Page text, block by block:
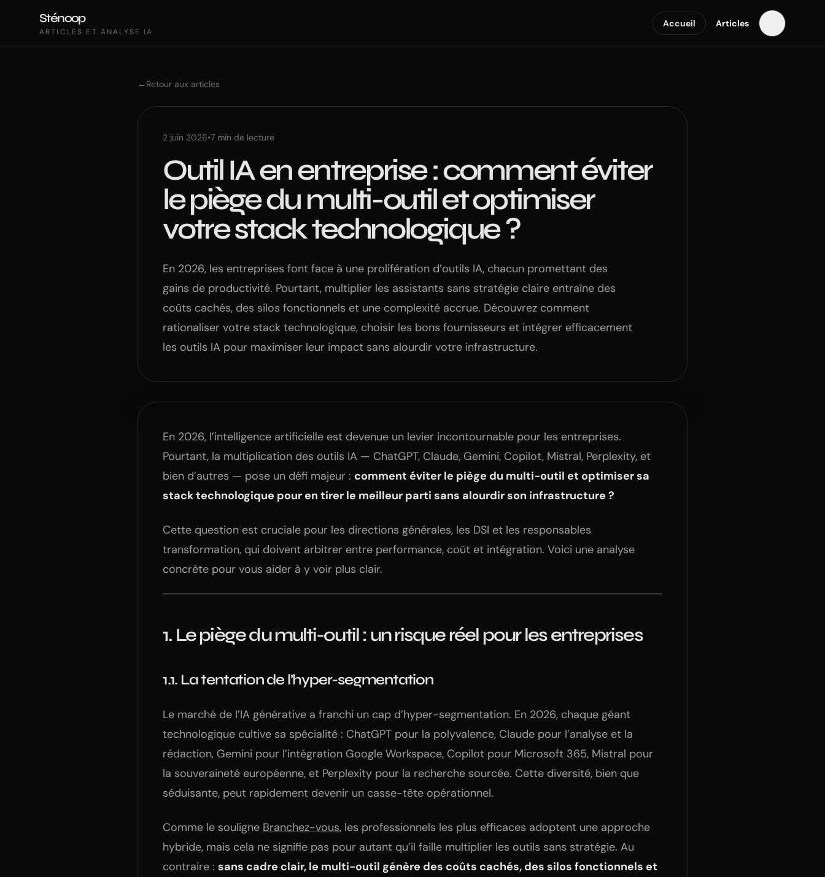
Sténoop
ARTICLES ET ANALYSE IA
Accueil Articles
← Retour aux articles
2 juin 2026•7 min de lecture
Outil IA en entreprise : comment éviter
le piège du multi-outil et optimiser
votre stack technologique ?
En 2026, les entreprises font face à une prolifération d’outils IA, chacun promettant des
gains de productivité. Pourtant, multiplier les assistants sans stratégie claire entraîne des
coûts cachés, des silos fonctionnels et une complexité accrue. Découvrez comment
rationaliser votre stack technologique, choisir les bons fournisseurs et intégrer efficacement
les outils IA pour maximiser leur impact sans alourdir votre infrastructure.
En 2026, l’intelligence artificielle est devenue un levier incontournable pour les entreprises.
Pourtant, la multiplication des outils IA — ChatGPT, Claude, Gemini, Copilot, Mistral, Perplexity, et
bien d’autres — pose un défi majeur : comment éviter le piège du multi-outil et optimiser sa
stack technologique pour en tirer le meilleur parti sans alourdir son infrastructure ?
Cette question est cruciale pour les directions générales, les DSI et les responsables
transformation, qui doivent arbitrer entre performance, coût et intégration. Voici une analyse
concrète pour vous aider à y voir plus clair.
1. Le piège du multi-outil : un risque réel pour les entreprises
1.1. La tentation de l’hyper-segmentation
Le marché de l’IA générative a franchi un cap d’hyper-segmentation. En 2026, chaque géant
technologique cultive sa spécialité : ChatGPT pour la polyvalence, Claude pour l’analyse et la
rédaction, Gemini pour l’intégration Google Workspace, Copilot pour Microsoft 365, Mistral pour
la souveraineté européenne, et Perplexity pour la recherche sourcée. Cette diversité, bien que
séduisante, peut rapidement devenir un casse-tête opérationnel.
Comme le souligne Branchez-vous, les professionnels les plus efficaces adoptent une approche
hybride, mais cela ne signifie pas pour autant qu’il faille multiplier les outils sans stratégie. Au
contraire : sans cadre clair, le multi-outil génère des coûts cachés, des silos fonctionnels et